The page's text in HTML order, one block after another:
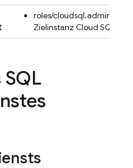
roles/cloudsql.admin für
Zielinstanz Cloud SQL
SQL